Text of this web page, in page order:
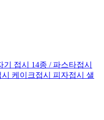
접시 14종 / 파스타접시
케이크접시 피자접시 샐